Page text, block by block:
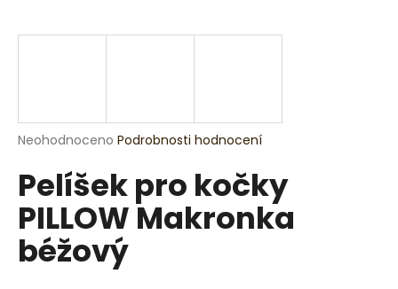
Průměrné
produktu
je
0,0
5
hvězdiček.
Neohodnoceno Podrobnosti hodnocení
Pelíšek pro kočky
PILLOW Makronka
béžový
j
?
HLEDAT